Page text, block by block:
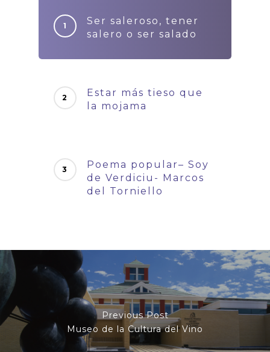
Ser saleroso, tener
salero o ser salado
Estar más tieso que
la mojama
Poema popular– Soy
de Verdiciu- Marcos
del Torniello
Previous Post
Museo de la Cultura del Vino